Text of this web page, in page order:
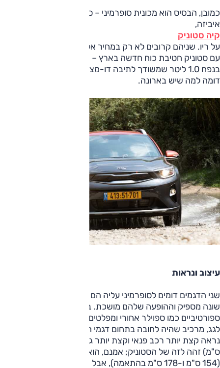
כמובן, הבסיס הוא מכונית סופרמיני – סיאט ארונה מבוסס על
איביזה,
קיה סטוניק
על ריו. שניהם קרובים לא רק במחיר אלא גם במפרט; קיה חנכה
דומה למה שיש בארונה.
עיצוב ונראות
שני הדגמים דומים לסופרמיני עליה הם מבוססים, אבל עיצובם
שונה מספיק וההופעה שלהם מושכת. בשניהם קישוטים
ספורטיביים כמו ספוילר אחורי ומפלטים בולטים, ולשניהם גון שונה
לגג, מרכיב שהיה לחובה בתחום דגמי הפנאי הקטנים. ארונה
(154 ס"מ ו-178 ס"מ בהתאמה), אבל העיצוב המזוות הוא אחראי